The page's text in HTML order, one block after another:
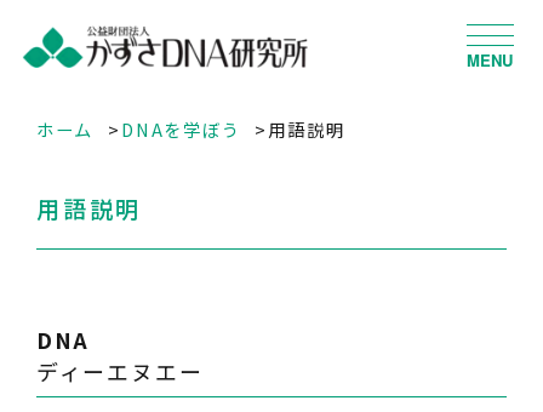
MENU
ホーム DNAを学ぼう 用語説明
用語説明
DNA
ディーエヌエー